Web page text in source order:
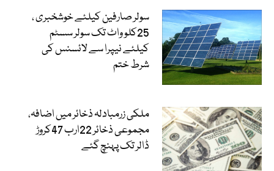
سولر صارفین کیلئے خوشخبری ،
25کلو واٹ تک سولر سسٹم
کیلئے نیپرا سے لائسنس کی
شرط ختم
ملکی زرمبادلہ ذخائر میں اضافہ،
مجموعی ذخائر 22ارب 47کروڑ
ڈالر تک پہنچ گئے